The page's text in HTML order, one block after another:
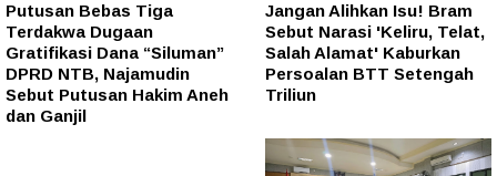
Putusan Bebas Tiga
Terdakwa Dugaan
Gratifikasi Dana “Siluman”
DPRD NTB, Najamudin
Sebut Putusan Hakim Aneh
dan Ganjil
Jangan Alihkan Isu! Bram
Sebut Narasi 'Keliru, Telat,
Salah Alamat' Kaburkan
Persoalan BTT Setengah
Triliun